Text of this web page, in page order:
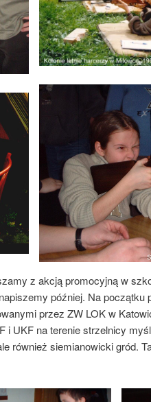
z akcją promocyjną w
później. Na początku
przez ZW LOK w
i UKF na terenie strzelnicy
również siemianowicki gród.